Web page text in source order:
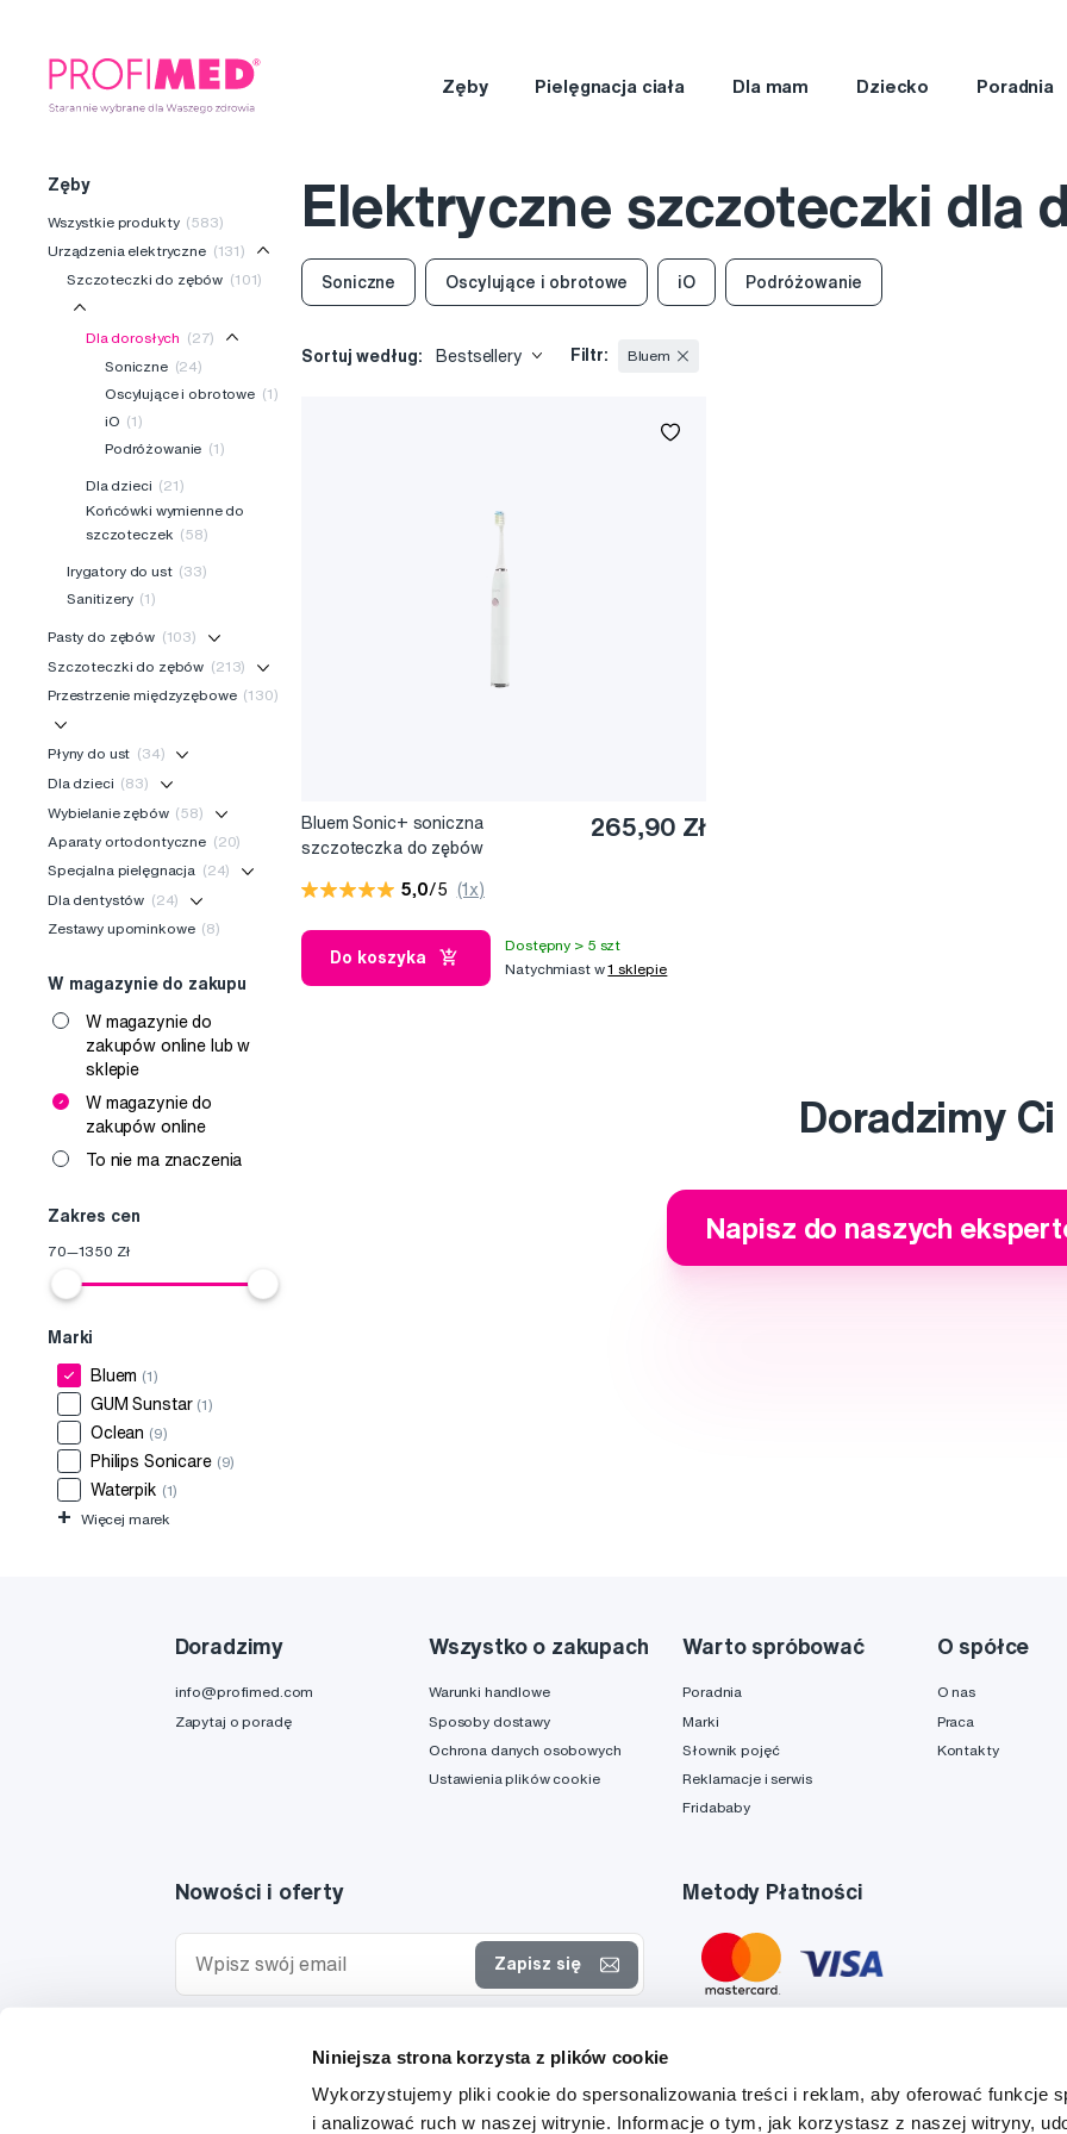
Niniejsza strona korzysta z plików cookie
Wykorzystujemy pliki cookie do spersonalizowania treści i reklam, aby oferować funkcje
i analizować ruch w naszej witrynie. Informacje o tym, jak korzystasz z naszej witryny,
Zęby Pielęgnacja ciała Dla mam Dziecko Poradnia
Zęby
Wszystkie produkty (583)
Urządzenia elektryczne (131)
Szczoteczki do zębów (101)
Dla dorosłych (27)
Soniczne (24)
Oscylujące i obrotowe (1)
iO (1)
Podróżowanie (1)
Dla dzieci (21)
Końcówki wymienne do
szczoteczek (58)
Irygatory do ust (33)
Sanitizery (1)
Pasty do zębów (103)
Szczoteczki do zębów (213)
Przestrzenie międzyzębowe (130)
Płyny do ust (34)
Dla dzieci (83)
Wybielanie zębów (58)
Aparaty ortodontyczne (20)
Specjalna pielęgnacja (24)
Dla dentystów (24)
Zestawy upominkowe (8)
W magazynie do zakupu
W magazynie do
zakupów online lub w
sklepie
W magazynie do
zakupów online
To nie ma znaczenia
Zakres cen
70—1350 Zł
Marki
Bluem (1)
GUM Sunstar (1)
Oclean (9)
Philips Sonicare (9)
Waterpik (1)
+ Więcej marek
Elektryczne szczoteczki dla
Soniczne Oscylujące i obrotowe iO Podróżowanie
Sortuj według: Bestsellery Filtr: Bluem
Bluem Sonic+ soniczna
szczoteczka do zębów
265,90 Zł
5,0/5 (1x)
Do koszyka
Dostępny > 5 szt
Natychmiast w1 sklepie
Doradzimy Ci
Napisz do naszych
Doradzimy
info@profimed.com
Zapytaj o poradę
Wszystko o zakupach
Warunki handlowe
Sposoby dostawy
Ochrona danych osobowych
Ustawienia plików cookie
Warto spróbować
Poradnia
Marki
Słownik pojęć
Reklamacje i serwis
Fridababy
O spółce
O nas
Praca
Kontakty
Nowości i oferty
Zapisz się
specjalnych i wyrażam zgodę naprzetwarzanie danych
w tym celu.
Metody Płatności